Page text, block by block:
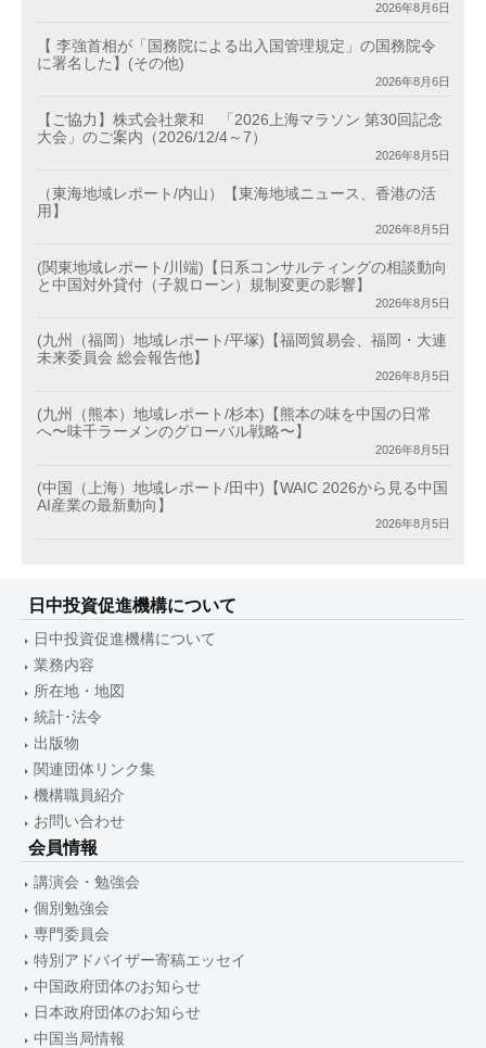
2026年8月6日
【 李強首相が「国務院による出入国管理規定」の国務院令
に署名した】(その他)
2026年8月6日
【ご協力】株式会社衆和 「2026上海マラソン 第30回記念
大会」のご案内（2026/12/4～7）
2026年8月5日
（東海地域レポート/内山）【東海地域ニュース、香港の活
用】
2026年8月5日
(関東地域レポート/川端)【日系コンサルティングの相談動向
と中国対外貸付（子親ローン）規制変更の影響】
2026年8月5日
(九州（福岡）地域レポート/平塚)【福岡貿易会、福岡・大連
未来委員会 総会報告他】
2026年8月5日
(九州（熊本）地域レポート/杉本)【熊本の味を中国の日常
へ〜味千ラーメンのグローバル戦略〜】
2026年8月5日
(中国（上海）地域レポート/田中)【WAIC 2026から見る中国
AI産業の最新動向】
2026年8月5日
日中投資促進機構について
日中投資促進機構について
業務内容
所在地・地図
統計･法令
出版物
関連団体リンク集
機構職員紹介
お問い合わせ
会員情報
講演会・勉強会
個別勉強会
専門委員会
特別アドバイザー寄稿エッセイ
中国政府団体のお知らせ
日本政府団体のお知らせ
中国当局情報